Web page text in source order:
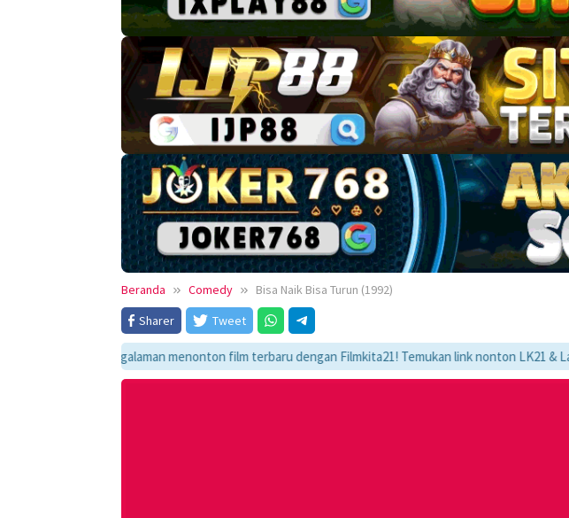
Beranda Comedy
Bisa Naik Bisa Turun (1992)
Sharer
Tweet
pengalaman menonton film terbaru dengan Filmkita21! Temukan link nonton LK21 &